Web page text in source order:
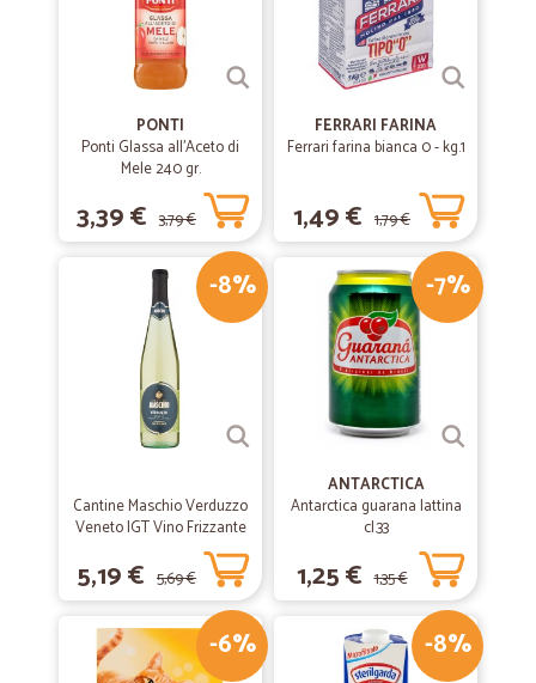
PONTI
Ponti Glassa all'Aceto di
Mele 240 gr.
3,39 € 3,79 €
FERRARI FARINA
Ferrari farina bianca 0 - kg.1
1,49 € 1,79 €
-8%
Cantine Maschio Verduzzo
Veneto IGT Vino Frizzante
5,19 € 5,69 €
-7%
ANTARCTICA
Antarctica guarana lattina
cl.33
1,25 € 1,35 €
-6% -8%